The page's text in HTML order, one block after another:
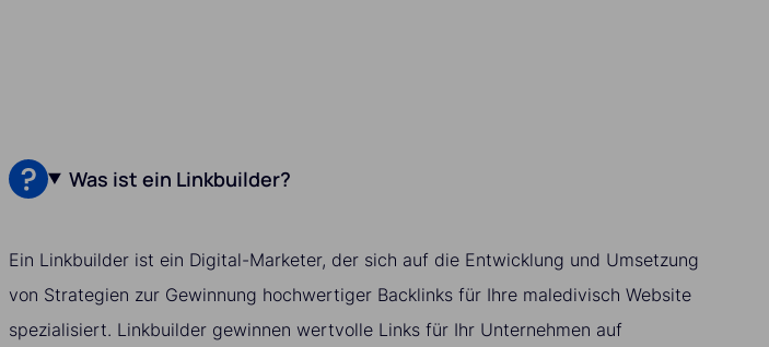
Was ist ein Linkbuilder?
Ein Linkbuilder ist ein Digital-Marketer, der sich auf die Entwicklung und Umsetzung
von Strategien zur Gewinnung hochwertiger Backlinks für Ihre maledivisch Website
spezialisiert. Linkbuilder gewinnen wertvolle Links für Ihr Unternehmen auf